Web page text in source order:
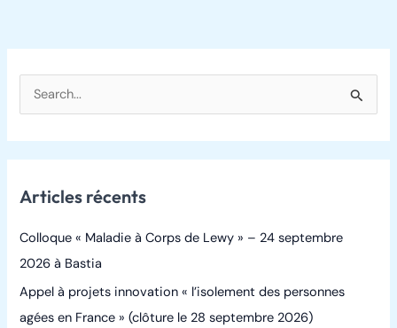
e
Articles récents
Colloque « Maladie à Corps de Lewy » – 24 septembre
2026 à Bastia
Appel à projets innovation « l’isolement des personnes
agées en France » (clôture le 28 septembre 2026)